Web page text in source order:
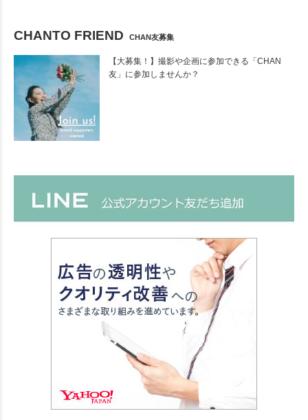
CHANTO FRIEND CHAN友募集
【大募集！】撮影や企画に参加できる「CHAN
友」に参加しませんか？